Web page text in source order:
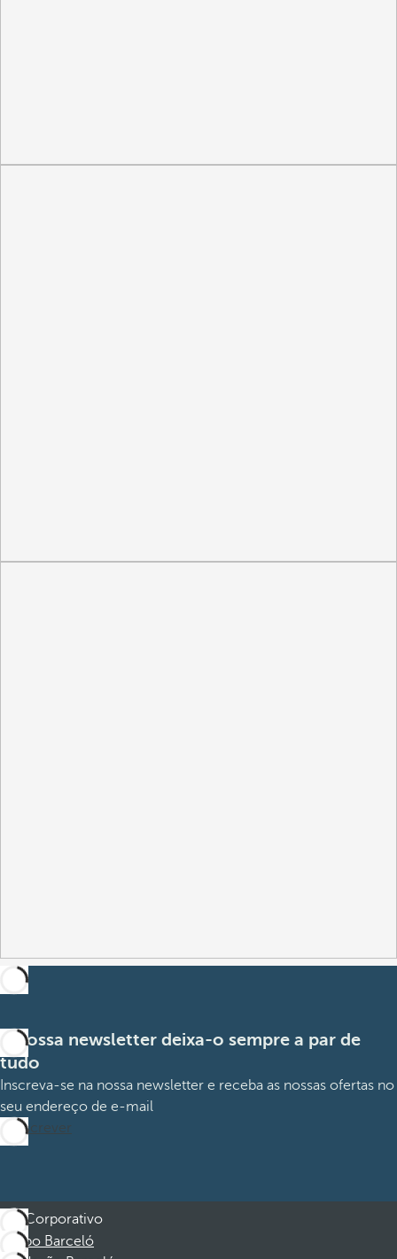
A nossa newsletter deixa-o sempre a par de
tudo
Inscreva-se na nossa newsletter e receba as nossas ofertas no
seu endereço de e-mail
Subscrever
Corporativo
Grupo Barceló